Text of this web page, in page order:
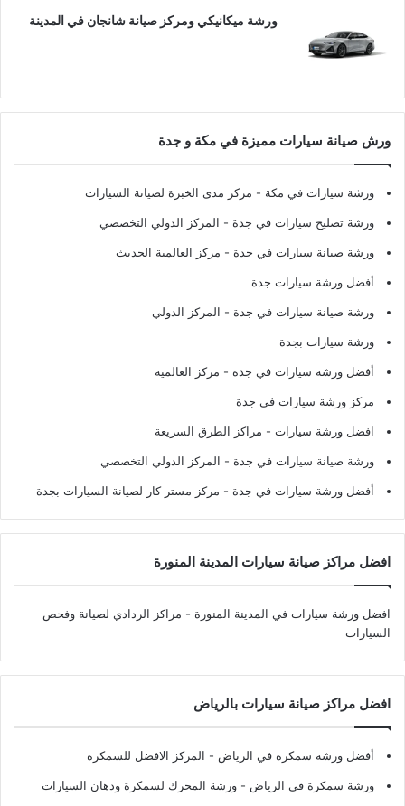
ورشة ميكانيكي ومركز صيانة شانجان في المدينة
ورش صيانة سيارات مميزة في مكة و جدة
ورشة سيارات في مكة - مركز مدى الخبرة لصيانة السيارات
ورشة تصليح سيارات في جدة - المركز الدولي التخصصي
ورشة صيانة سيارات في جدة - مركز العالمية الحديث
أفضل ورشة سيارات جدة
ورشة صيانة سيارات في جدة - المركز الدولي
ورشة سيارات بجدة
أفضل ورشة سيارات في جدة - مركز العالمية
مركز ورشة سيارات في جدة
افضل ورشة سيارات - مراكز الطرق السريعة
ورشة صيانة سيارات في جدة - المركز الدولي التخصصي
أفضل ورشة سيارات في جدة - مركز مستر كار لصيانة السيارات بجدة
افضل مراكز صيانة سيارات المدينة المنورة
افضل ورشة سيارات في المدينة المنورة - مراكز الردادي لصيانة وفحص
السيارات
افضل مراكز صيانة سيارات بالرياض
أفضل ورشة سمكرة في الرياض - المركز الافضل للسمكرة
ورشة سمكرة في الرياض - ورشة المحرك لسمكرة ودهان السيارات